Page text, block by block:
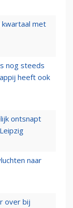
kwartaal met
nog steeds
heeft ook
ontsnapt
naar
over bij